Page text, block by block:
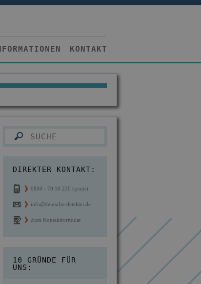
KONTAKT
DIREKTER KONTAKT:
0800 - 70 10 220 (gratis)
info@deutsche-detektei.de
Zum Kontaktformular
10 GRÜNDE FÜR
UNS: